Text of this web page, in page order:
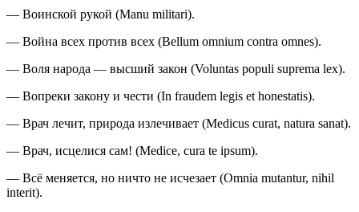
— Воинской рукой (Manu militari).
— Война всех против всех (Bellum omnium contra omnes).
— Воля народа — высший закон (Voluntas populi suprema lex).
— Вопреки закону и чести (In fraudem legis et honestatis).
— Врач лечит, природа излечивает (Medicus curat, natura sanat).
— Врач, исцелися сам! (Medice, cura te ipsum).
— Всё меняется, но ничто не исчезает (Omnia mutantur, nihil
interit).